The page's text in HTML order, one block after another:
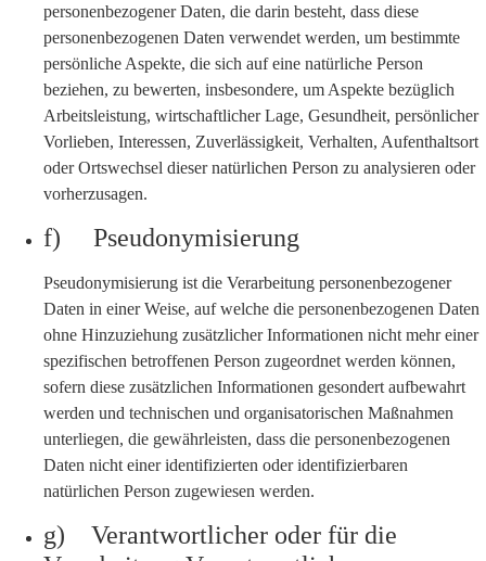
personenbezogener Daten, die darin besteht, dass diese
personenbezogenen Daten verwendet werden, um bestimmte
persönliche Aspekte, die sich auf eine natürliche Person
beziehen, zu bewerten, insbesondere, um Aspekte bezüglich
Arbeitsleistung, wirtschaftlicher Lage, Gesundheit, persönlicher
Vorlieben, Interessen, Zuverlässigkeit, Verhalten, Aufenthaltsort
oder Ortswechsel dieser natürlichen Person zu analysieren oder
vorherzusagen.
f) Pseudonymisierung
Pseudonymisierung ist die Verarbeitung personenbezogener
Daten in einer Weise, auf welche die personenbezogenen Daten
ohne Hinzuziehung zusätzlicher Informationen nicht mehr einer
spezifischen betroffenen Person zugeordnet werden können,
sofern diese zusätzlichen Informationen gesondert aufbewahrt
werden und technischen und organisatorischen Maßnahmen
unterliegen, die gewährleisten, dass die personenbezogenen
Daten nicht einer identifizierten oder identifizierbaren
natürlichen Person zugewiesen werden.
g) Verantwortlicher oder für die